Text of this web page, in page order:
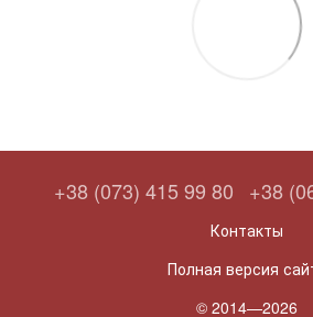
+38 (073) 415 99 80 +38
Контакты
Полная версия
© 2014—2026